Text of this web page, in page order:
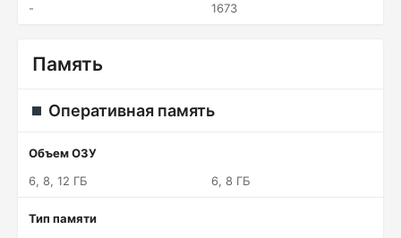
-
1673
Память
Оперативная память
Объем ОЗУ
6, 8, 12 ГБ
6, 8 ГБ
Тип памяти